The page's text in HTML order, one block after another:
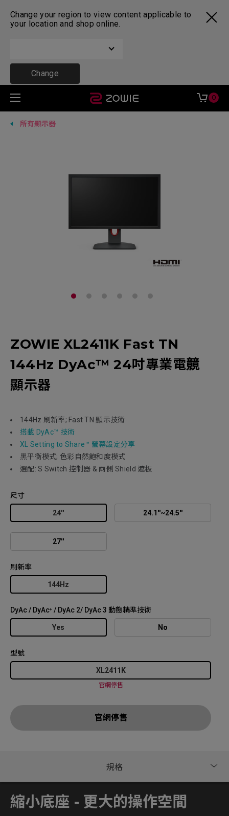
Change your region to view content applicable to
your location and shop online.
Change
0
所有顯示器
ZOWIE XL2411K Fast TN
144Hz DyAc™ 24吋專業電竸
顯示器
144Hz 刷新率; Fast TN 顯示技術
搭載 DyAc™ 技術
XL Setting to Share™ 螢幕設定分享
黑平衡模式; 色彩自然飽和度‎模式
選配: S Switch 控制器 & 兩側 Shield 遮板
尺寸
24'' 24.1''~24.5''
27''
刷新率
144Hz
DyAc / DyAc⁺ / DyAc 2/ DyAc 3 動態精準技術
Yes No
型號
XL2411K
官網停售
官網停售
縮小底座 - 更大的操作空間